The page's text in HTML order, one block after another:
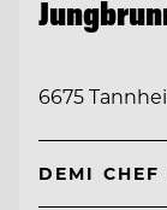
6675
DEMI